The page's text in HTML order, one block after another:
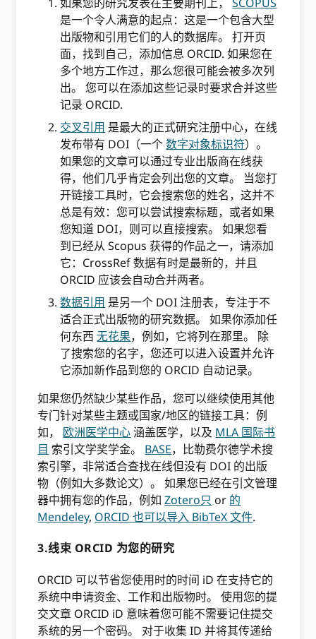
是一个令人满意的起点：这是一个包含大型
出版物和引用它们的人的数据库。 打开页
面，找到自己，添加信息 ORCID. 如果您在
多个地方工作过，那么您很可能会被多次列
出。 您可以在添加这些记录时要求合并这些
记录 ORCID.
交叉引用 是最大的正式研究注册中心，在线
发布带有 DOI（一个数字对象标识符）。
如果您的文章可以通过专业出版商在线获
得，他们几乎肯定会列出您的文章。 当您打
开链接工具时，它会搜索您的姓名，这并不
总是有效：您可以尝试搜索标题，或者如果
您知道 DOI，则可以直接搜索。 如果您看
到已经从 Scopus 获得的作品之一，请添加
它：CrossRef 数据有时是最新的，并且
ORCID 应该会自动合并两者。
数据引用 是另一个 DOI 注册表，专注于不
适合正式出版物的研究数据。 如果你添加任
何东西无花果，例如，它将列在那里。 除
了搜索您的名字，您还可以进入设置并允许
它添加新作品到您的 ORCID 自动记录。
如果您仍然缺少某些作品，您可以继续使用其他
专门针对某些主题或国家/地区的链接工具：例
如， 欧洲医学中心涵盖医学，以及 MLA 国际书
目 索引文学奖学金。 BASE，比勒费尔德学术搜
索引擎，非常适合查找在线但没有 DOI 的出版
物（例如大多数论文）。 如果您已经在引文管理
器中拥有您的作品，例如Zotero只 or 的
Mendeley, ORCID 也可以导入 BibTeX 文件.
3.线束 ORCID 为您的研究
ORCID 可以节省您使用时的时间 iD 在支持它的
系统中申请资金、工作和出版物时。 使用您的提
交文章 ORCID iD 意味着您可能不需要记住提交
系统的另一个密码。 对于收集 ID 并将其传递给